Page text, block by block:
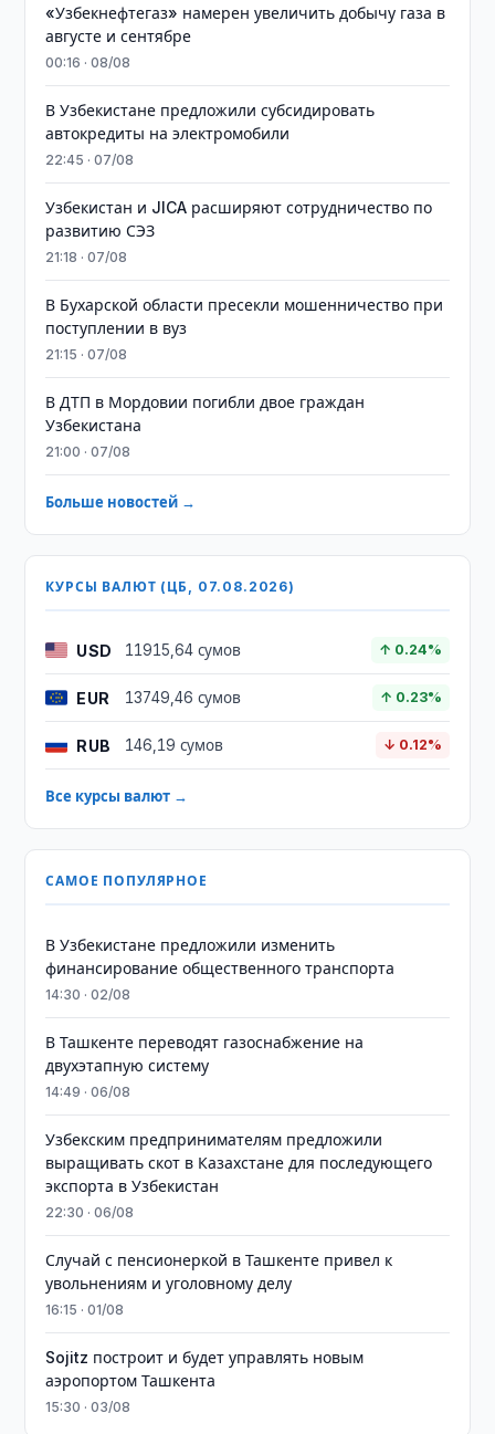
«Узбекнефтегаз» намерен увеличить добычу газа в
августе и сентябре
00:16 · 08/08
В Узбекистане предложили субсидировать
автокредиты на электромобили
22:45 · 07/08
Узбекистан и JICA расширяют сотрудничество по
развитию СЭЗ
21:18 · 07/08
В Бухарской области пресекли мошенничество при
поступлении в вуз
21:15 · 07/08
В ДТП в Мордовии погибли двое граждан
Узбекистана
21:00 · 07/08
Больше новостей →
КУРСЫ ВАЛЮТ (ЦБ, 07.08.2026)
USD 11915,64 сумов ↑ 0.24%
EUR 13749,46 сумов ↑ 0.23%
RUB 146,19 сумов ↓ 0.12%
Все курсы валют →
САМОЕ ПОПУЛЯРНОЕ
В Узбекистане предложили изменить
финансирование общественного транспорта
14:30 · 02/08
В Ташкенте переводят газоснабжение на
двухэтапную систему
14:49 · 06/08
Узбекским предпринимателям предложили
выращивать скот в Казахстане для последующего
экспорта в Узбекистан
22:30 · 06/08
Случай с пенсионеркой в Ташкенте привел к
увольнениям и уголовному делу
16:15 · 01/08
Sojitz построит и будет управлять новым
аэропортом Ташкента
15:30 · 03/08